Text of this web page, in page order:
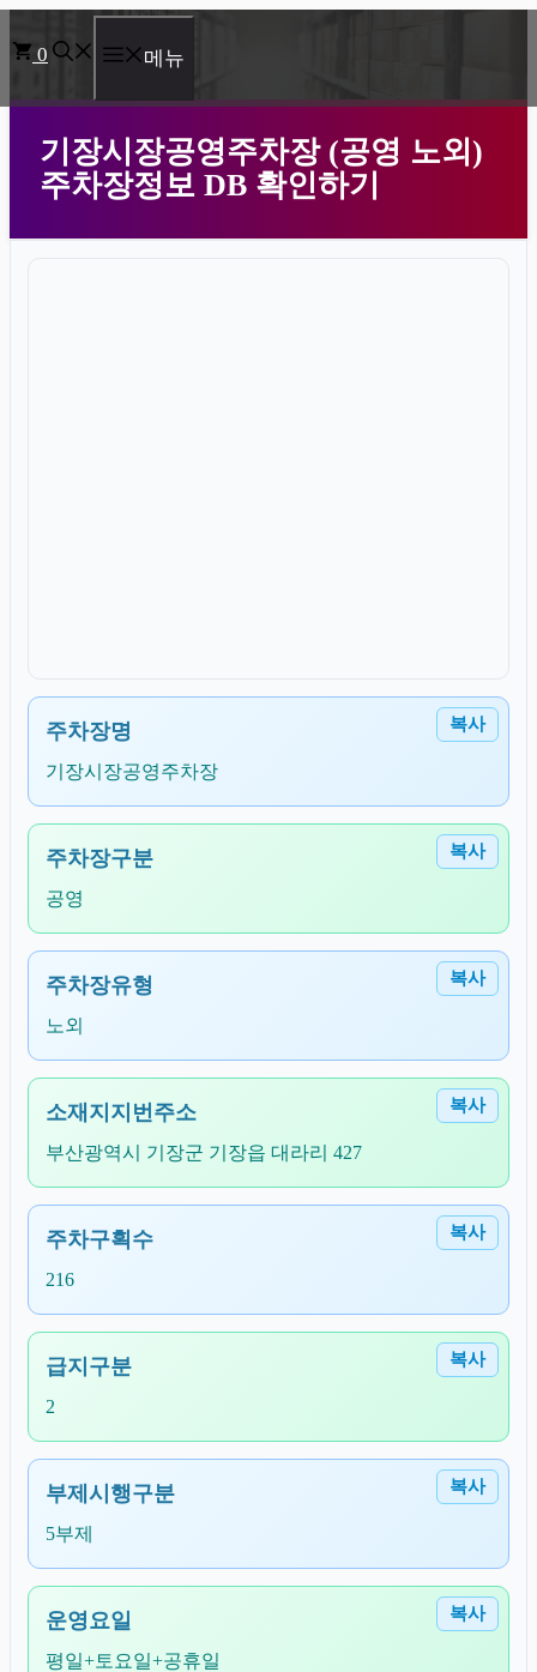
텐
0 메뉴
기장시장공영주차장 (공영 노외)
주차장정보 DB 확인하기
복사
주차장명
기장시장공영주차장
복사
주차장구분
공영
복사
주차장유형
노외
복사
소재지지번주소
부산광역시 기장군 기장읍 대라리 427
복사
주차구획수
216
복사
급지구분
2
복사
부제시행구분
5부제
복사
운영요일
평일+토요일+공휴일